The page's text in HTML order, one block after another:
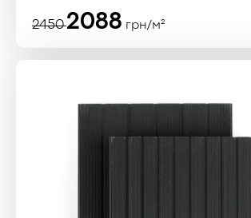
2450
Оригінальна
2450 ₴.
2088
Поточна
2088 ₴.
грн/м²